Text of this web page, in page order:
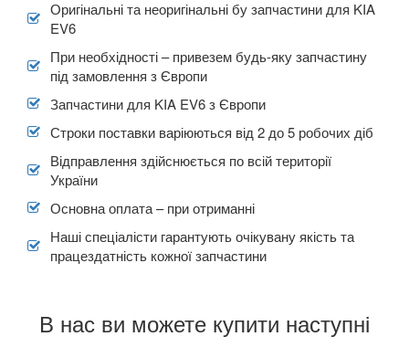
Оригінальні та неоригінальні бу запчастини для KIA
EV6
При необхідності – привезем будь-яку запчастину
під замовлення з Європи
Запчастини для KIA EV6 з Європи
Строки поставки варіюються від 2 до 5 робочих діб
Відправлення здійснюється по всій території
України
Основна оплата – при отриманні
Наші спеціалісти гарантують очікувану якість та
працездатність кожної запчастини
В нас ви можете купити наступні